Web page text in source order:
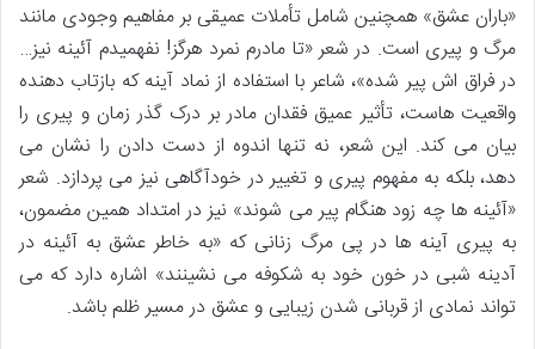
«باران عشق» همچنین شامل تأملات عمیقی بر مفاهیم وجودی مانند
مرگ و پیری است. در شعر «تا مادرم نمرد هرگز! نفهمیدم آئینه نیز…
در فراق اش پیر شده»، شاعر با استفاده از نماد آینه که بازتاب دهنده
واقعیت هاست، تأثیر عمیق فقدان مادر بر درک گذر زمان و پیری را
بیان می کند. این شعر، نه تنها اندوه از دست دادن را نشان می
دهد، بلکه به مفهوم پیری و تغییر در خودآگاهی نیز می پردازد. شعر
«آئینه ها چه زود هنگام پیر می شوند» نیز در امتداد همین مضمون،
به پیری آینه ها در پی مرگ زنانی که «به خاطر عشق به آئینه در
آدینه شبی در خون خود به شکوفه می نشینند» اشاره دارد که می
تواند نمادی از قربانی شدن زیبایی و عشق در مسیر ظلم باشد.